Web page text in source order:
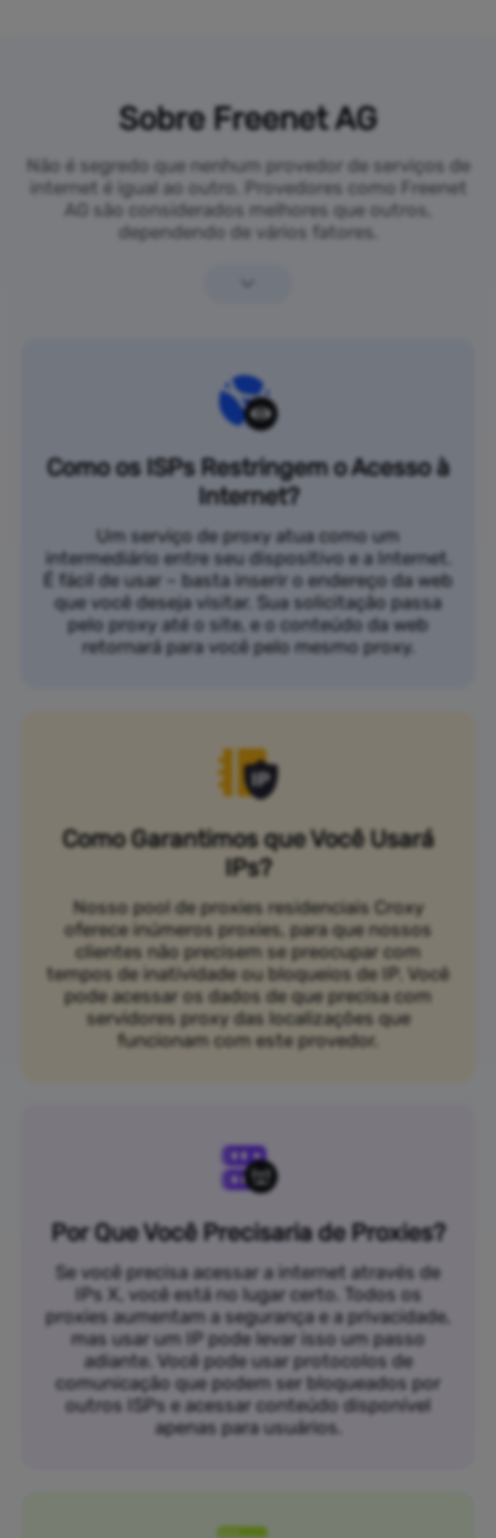
Sobre Freenet AG
Não é segredo que nenhum provedor de serviços de
internet é igual ao outro. Provedores como Freenet
AG são considerados melhores que outros,
dependendo de vários fatores.
Como os ISPs Restringem o Acesso à
Internet?
Um serviço de proxy atua como um
intermediário entre seu dispositivo e a Internet.
É fácil de usar – basta inserir o endereço da web
que você deseja visitar. Sua solicitação passa
pelo proxy até o site, e o conteúdo da web
retornará para você pelo mesmo proxy.
Como Garantimos que Você Usará
IPs?
Nosso pool de proxies residenciais Croxy
oferece inúmeros proxies, para que nossos
clientes não precisem se preocupar com
tempos de inatividade ou bloqueios de IP. Você
pode acessar os dados de que precisa com
servidores proxy das localizações que
funcionam com este provedor.
Por Que Você Precisaria de Proxies?
Se você precisa acessar a internet através de
IPs X, você está no lugar certo. Todos os
proxies aumentam a segurança e a privacidade,
mas usar um IP pode levar isso um passo
adiante. Você pode usar protocolos de
comunicação que podem ser bloqueados por
outros ISPs e acessar conteúdo disponível
apenas para usuários.